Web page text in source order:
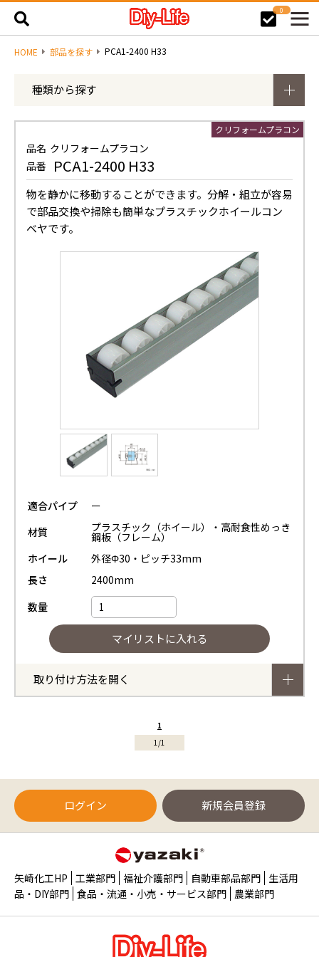
0
HOME 部品を探す PCA1-2400 H33
種類から探す
クリフォームプラコン
品名 クリフォームプラコン
品番
PCA1-2400 H33
物を静かに移動することができます。分解・組立が容易
で部品交換や掃除も簡単なプラスチックホイールコン
ベヤです。
適合パイプ
ー
材質
プラスチック（ホイール）・高耐食性めっき
鋼板（フレーム）
ホイール
外径Φ30・ピッチ33mm
長さ
2400mm
数量
取り付け方法を開く
1/1
1
ログイン 新規会員登録
矢崎化工HP 工業部門 福祉介護部門 自動車部品部門 生活用
品・DIY部門 食品・流通・小売・サービス部門 農業部門